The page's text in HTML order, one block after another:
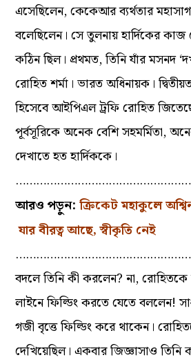
এসেছিলেন, কেকেআর ব্যর্থতার
বলেছিলেন। সে তুলনায় হার্দিকের
কঠিন ছিল। প্রথমত, তিনি যাঁর মসনদ
রোহিত শর্মা। ভারত অধিনায়ক।
হিসেবে আইপিএল ট্রফি রোহিত
পূর্বসূরিকে অনেক বেশি সহমর্মিতা,
দেখাতে হত হার্দিককে।
আরও পড়ুন: ক্রিকেট মহাকুলে
যার বীরত্ব আছে, স্বীকৃতি নেই
বদলে তিনি কী করলেন? না, রোহিতকে
লাইনে ফিল্ডিং করতে যেতে বললেন!
গজী বৃত্তে ফিল্ডিং করে থাকেন।
দেখিয়েছিল। একবার জিজ্ঞাসাও তিনি